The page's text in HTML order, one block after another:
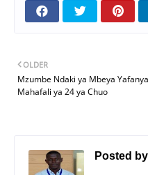
OLDER
Mzumbe Ndaki ya Mbeya Yafanya
Mahafali ya 24 ya Chuo
Posted by